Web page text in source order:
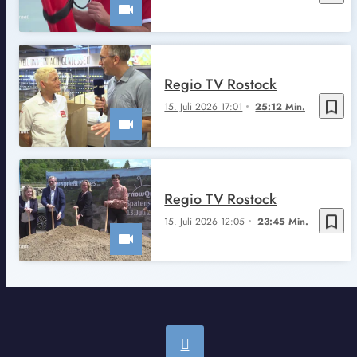
bookmark_border
15. Juli 2026 17:01 25:12 Min.
Regio TV Rostock
bookmark_border
15. Juli 2026 12:05 23:45 Min.
Regio TV Rostock